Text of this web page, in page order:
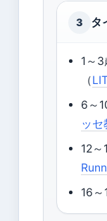
3 タ
1～
（
6～
ッセ
12
16